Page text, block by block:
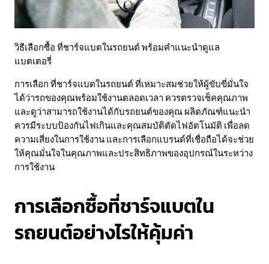
วิธีเลือกซื้อ ที่ชาร์จแบตในรถยนต์ พร้อมคำแนะนำดูแล
แบตเตอรี่
การเลือก ที่ชาร์จแบตในรถยนต์ ที่เหมาะสมช่วยให้ผู้ขับขี่มั่นใจ
ได้ว่ารถของคุณพร้อมใช้งานตลอดเวลา ควรตรวจเช็คคุณภาพ
และดูว่าสามารถใช้งานได้กับรถยนต์ของคุณ ผลิตภัณฑ์แนะนำ
ควรมีระบบป้องกันไฟเกินและคุณสมบัติตัดไฟอัตโนมัติ เพื่อลด
ความเสี่ยงในการใช้งาน และการเลือกแบรนด์ที่เชื่อถือได้จะช่วย
ให้คุณมั่นใจในคุณภาพและประสิทธิภาพของอุปกรณ์ในระหว่าง
การใช้งาน
การเลือกซื้อที่ชาร์จแบตใน
รถยนต์อย่างไรให้คุ้มค่า